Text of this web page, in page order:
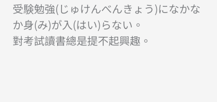
受験勉強(じゅけんべんきょう)になかな
か身(み)が入(はい)らない。
對考試讀書總是提不起興趣。